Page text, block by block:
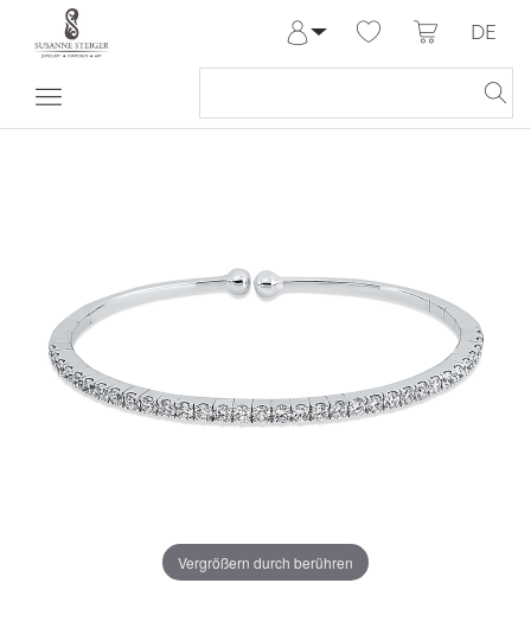
Anmelden
Meine Bestellungen
DE
Vergrößern durch berühren